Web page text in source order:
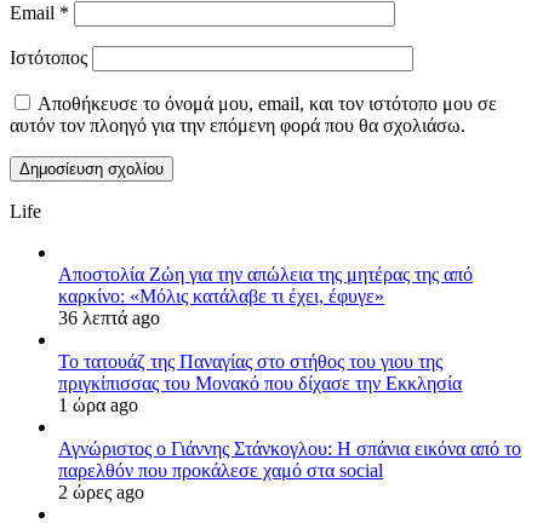
Email *
Ιστότοπος
Αποθήκευσε το όνομά μου, email, και τον ιστότοπο μου σε
αυτόν τον πλοηγό για την επόμενη φορά που θα σχολιάσω.
Life
Αποστολία Ζώη για την απώλεια της μητέρας της από
καρκίνο: «Μόλις κατάλαβε τι έχει, έφυγε»
36 λεπτά ago
Το τατουάζ της Παναγίας στο στήθος του γιου της
πριγκίπισσας του Μονακό που δίχασε την Εκκλησία
1 ώρα ago
Αγνώριστος ο Γιάννης Στάνκογλου: Η σπάνια εικόνα από το
παρελθόν που προκάλεσε χαμό στα social
2 ώρες ago